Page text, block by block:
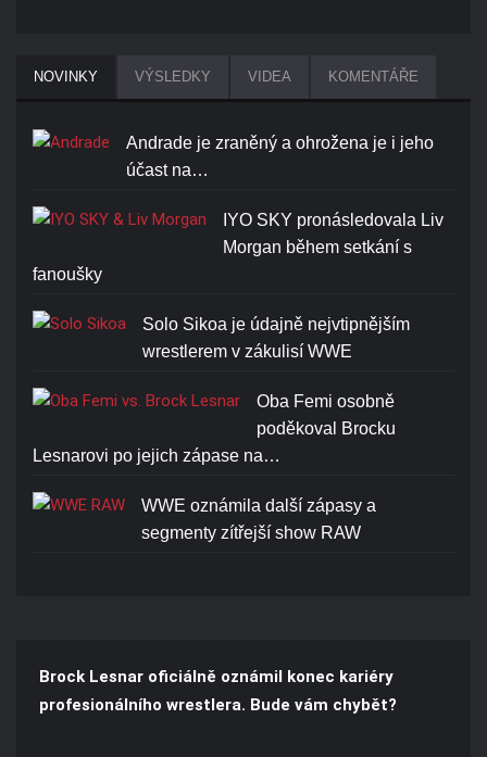
NOVINKY VÝSLEDKY VIDEA KOMENTÁŘE
Andrade je zraněný a ohrožena je i jeho
účast na…
IYO SKY pronásledovala Liv
Morgan během setkání s
fanoušky
Solo Sikoa je údajně nejvtipnějším
wrestlerem v zákulisí WWE
Oba Femi osobně
poděkoval Brocku
Lesnarovi po jejich zápase na…
WWE oznámila další zápasy a
segmenty zítřejší show RAW
Brock Lesnar oficiálně oznámil konec kariéry
profesionálního wrestlera. Bude vám chybět?